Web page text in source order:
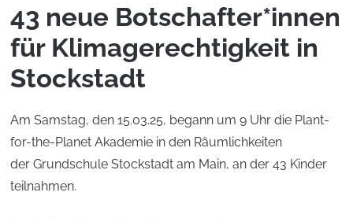
43 neue Botschafter*innen
für Klimagerechtigkeit in
Stockstadt
Am Samstag, den 15.03.25, begann um 9 Uhr die Plant-
for-the-Planet Akademie in den Räumlichkeiten
der Grundschule Stockstadt am Main, an der 43 Kinder
teilnahmen.